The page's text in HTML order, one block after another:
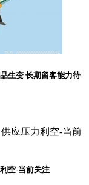
生变 长期留客能力待
空-当前关注